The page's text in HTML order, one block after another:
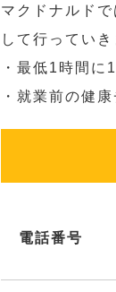
マクドナルド
して行っていき
・最低1時間に
・就業前の健
電話番号